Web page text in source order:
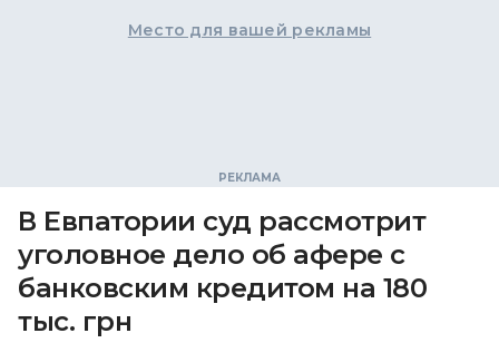
Место для вашей рекламы
В Евпатории суд рассмотрит
уголовное дело об афере с
банковским кредитом на 180
тыс. грн